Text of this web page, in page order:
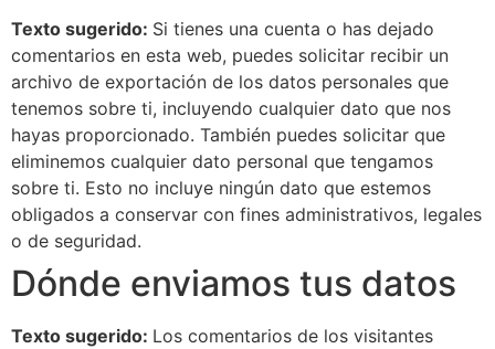
Texto sugerido: Si tienes una cuenta o has dejado
comentarios en esta web, puedes solicitar recibir un
archivo de exportación de los datos personales que
tenemos sobre ti, incluyendo cualquier dato que nos
hayas proporcionado. También puedes solicitar que
eliminemos cualquier dato personal que tengamos
sobre ti. Esto no incluye ningún dato que estemos
obligados a conservar con fines administrativos, legales
o de seguridad.
Dónde enviamos tus datos
Texto sugerido: Los comentarios de los visitantes